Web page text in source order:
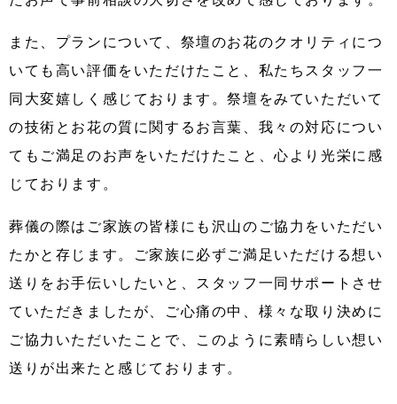
また、プランについて、祭壇のお花のクオリティにつ
いても高い評価をいただけたこと、私たちスタッフ一
同大変嬉しく感じております。祭壇をみていただいて
の技術とお花の質に関するお言葉、我々の対応につい
てもご満足のお声をいただけたこと、心より光栄に感
じております。
葬儀の際はご家族の皆様にも沢山のご協力をいただい
たかと存じます。ご家族に必ずご満足いただける想い
送りをお手伝いしたいと、スタッフ一同サポートさせ
ていただきましたが、ご心痛の中、様々な取り決めに
ご協力いただいたことで、このように素晴らしい想い
送りが出来たと感じております。